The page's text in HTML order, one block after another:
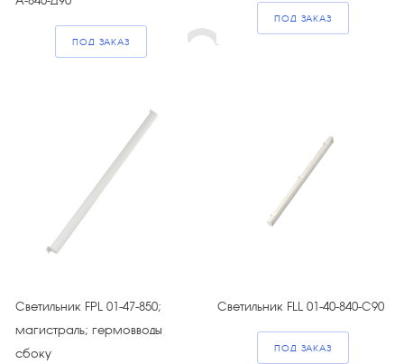
ПОД ЗАКАЗ
ПОД ЗАКАЗ
Светильник FPL 01-47-850;
магистраль; гермовводы
сбоку
Светильник FLL 01-40-840-C90
ПОД ЗАКАЗ